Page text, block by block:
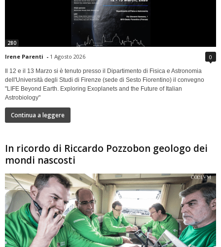
280
Irene Parenti - 1 Agosto 2026 0
Il 12 e il 13 Marzo si è tenuto presso il Dipartimento di Fisica e Astronomia
dell'Università degli Studi di Firenze (sede di Sesto Fiorentino) il convegno
"LIFE Beyond Earth. Exploring Exoplanets and the Future of Italian
Astrobiology"
Continua a leggere
In ricordo di Riccardo Pozzobon geologo dei
mondi nascosti